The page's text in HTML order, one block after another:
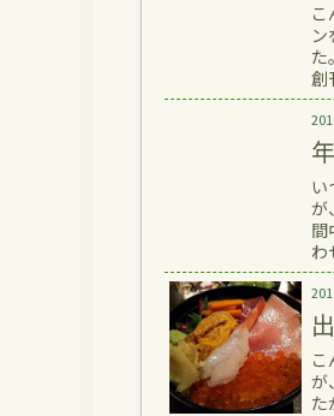
た
創
い
が
間
わ
が
た